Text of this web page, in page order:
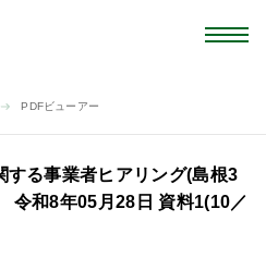
PDFビューアー
する事業者ヒアリング(島根3
令和8年05月28日 資料1(10／